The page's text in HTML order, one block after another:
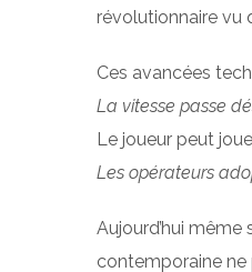
révolutionnaire vu
Ces avancées
La vitesse passe
Le joueur peut
Les opérateurs
Aujourd’hui
contemporaine ne